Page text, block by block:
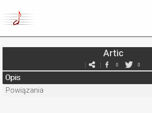
Artic
0 0
Opis
Powiązania